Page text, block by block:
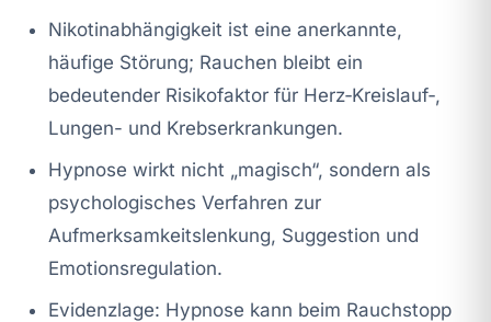
Nikotinabhängigkeit ist eine anerkannte,
häufige Störung; Rauchen bleibt ein
bedeutender Risikofaktor für Herz‑Kreislauf‑,
Lungen- und Krebserkrankungen.
Hypnose wirkt nicht „magisch“, sondern als
psychologisches Verfahren zur
Aufmerksamkeitslenkung, Suggestion und
Emotionsregulation.
Evidenzlage: Hypnose kann beim Rauchstopp